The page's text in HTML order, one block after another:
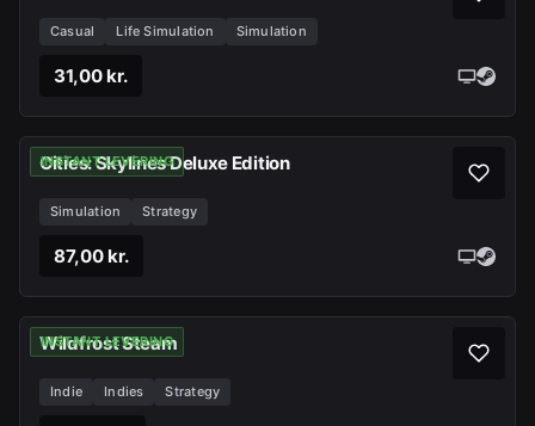
Casual Life Simulation Simulation
31,00 kr.
INSTANT LEVERING
Cities: Skylines Deluxe Edition
Simulation Strategy
87,00 kr.
INSTANT LEVERING
Wildfrost Steam
Indie Indies Strategy